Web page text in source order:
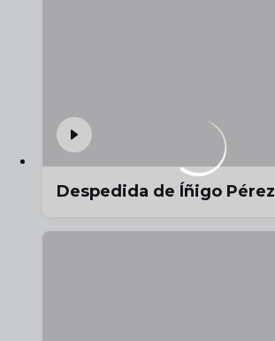
Despedida de Íñigo Pérez